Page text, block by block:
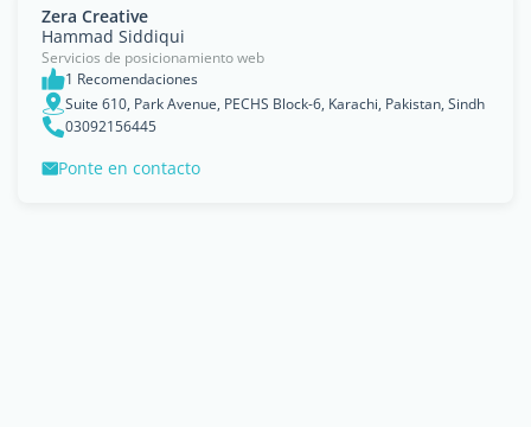
Zera Creative
Hammad Siddiqui
Servicios de posicionamiento web
1 Recomendaciones
Suite 610, Park Avenue, PECHS Block-6, Karachi, Pakistan, Sindh
03092156445
Ponte en contacto